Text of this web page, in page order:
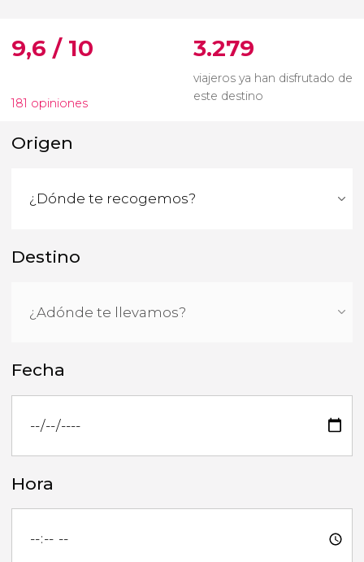
9,6 / 10
181 opiniones
3.279
viajeros ya han disfrutado de
este destino
Origen
Destino
Fecha
Hora